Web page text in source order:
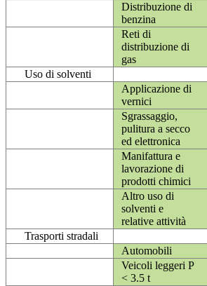
Distribuzione di
benzina
Reti di
distribuzione di
gas
Uso di solventi
Applicazione di
vernici
Sgrassaggio,
pulitura a secco
ed elettronica
Manifattura e
lavorazione di
prodotti chimici
Altro uso di
solventi e
relative attività
Trasporti stradali
Automobili
Veicoli leggeri P
< 3.5 t